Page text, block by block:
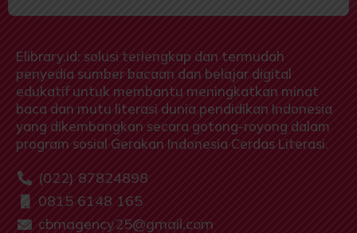
Elibrary.id: solusi terlengkap dan termudah
penyedia sumber bacaan dan belajar digital
edukatif untuk membantu meningkatkan minat
baca dan mutu literasi dunia pendidikan Indonesia
yang dikembangkan secara gotong-royong dalam
program sosial Gerakan Indonesia Cerdas Literasi.
(022) 87824898
0815 6148 165
cbmagency25@gmail.com